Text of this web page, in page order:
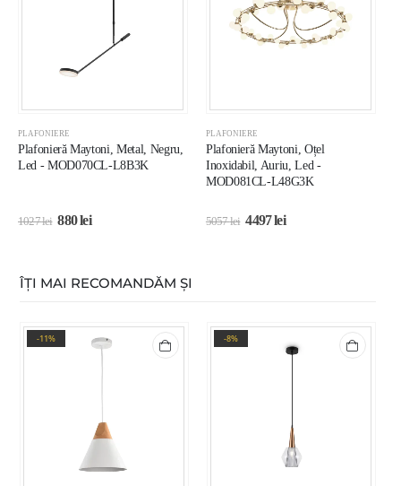
PLAFONIERE
Plafonieră Maytoni, Metal, Negru,
Led - MOD070CL-L8B3K
1027lei 880lei
PLAFONIERE
Plafonieră Maytoni, Oțel
Inoxidabil, Auriu, Led -
MOD081CL-L48G3K
5057lei 4497lei
ÎȚI MAI RECOMANDĂM ȘI
-11% -8%